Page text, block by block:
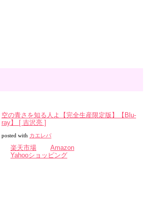
空の青さを知る人よ【完全生産限定版】【Blu-
ray】 [ 吉沢亮 ]
posted with カエレバ
楽天市場
Amazon
Yahooショッピング